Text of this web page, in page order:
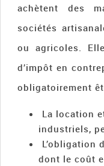
achètent des
sociétés
ou agricoles.
d’impôt en
obligatoirement
La location
industriels,
L’obligation
dont le coût